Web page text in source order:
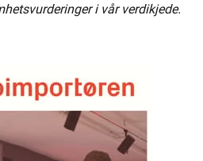
i vår verdikjede.